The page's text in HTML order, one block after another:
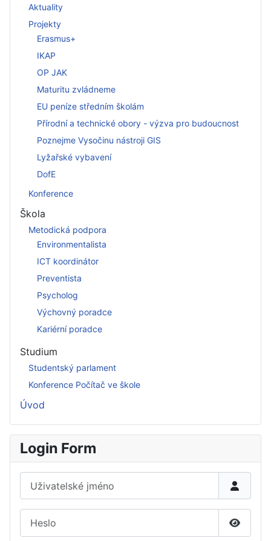
Aktuality
Projekty
Erasmus+
IKAP
OP JAK
Maturitu zvládneme
EU peníze středním školám
Přírodní a technické obory - výzva pro budoucnost
Poznejme Vysočinu nástroji GIS
Lyžařské vybavení
DofE
Konference
Škola
Metodická podpora
Environmentalista
ICT koordinátor
Preventista
Psycholog
Výchovný poradce
Kariérní poradce
Studium
Studentský parlament
Konference Počítač ve škole
Úvod
Login Form
Uživatelské jméno